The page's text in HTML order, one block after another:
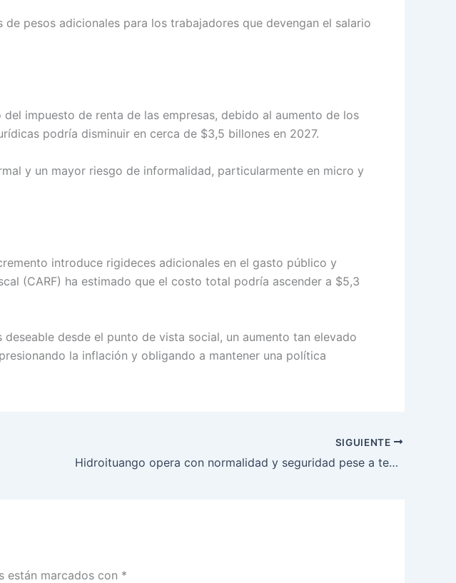
pesos adicionales para los trabajadores que devengan el salario
impuesto de renta de las empresas, debido al aumento de los
podría disminuir en cerca de $3,5 billones en 2027.
y un mayor riesgo de informalidad, particularmente en micro y
introduce rigideces adicionales en el gasto público y
(CARF) ha estimado que el costo total podría ascender a $5,3
desde el punto de vista social, un aumento tan elevado
la inflación y obligando a mantener una política
SIGUIENTE
Hidroituango opera con normalidad y seguridad pese a temporada atípica de lluvias, informa EPM
están marcados con *